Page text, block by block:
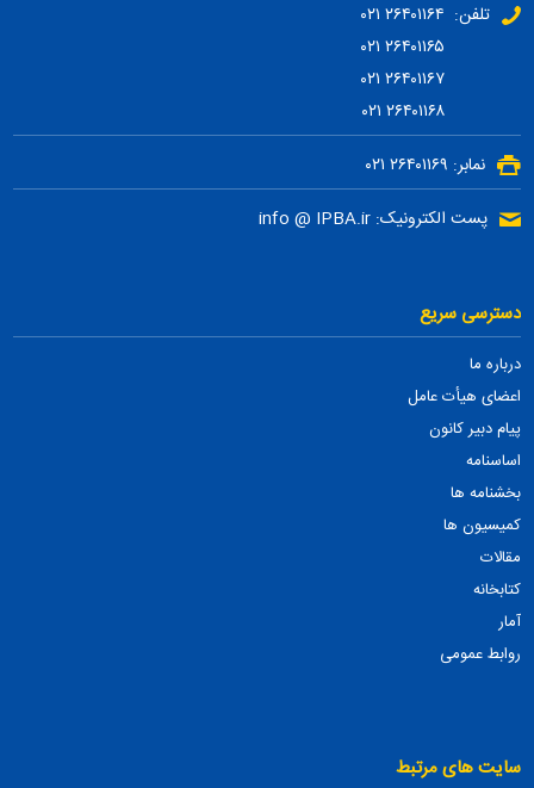
تلفن: ۲۶۴۰۱۱۶۴ ۰۲۱
۲۶۴۰۱۱۶۷ ۰۲۱
۲۶۴۰۱۱۶۸ ۰۲۱
نمابر: ۲۶۴۰۱۱۶۹ ۰۲۱
پست الکترونیک: info @ IPBA.ir
دسترسی سریع
درباره ما
اعضای هیأت عامل
پیام دبیر کانون
اساسنامه
بخشنامه ها
کمیسیون ها
مقالات
کتابخانه
آمار
روابط عمومی
سایت های مرتبط